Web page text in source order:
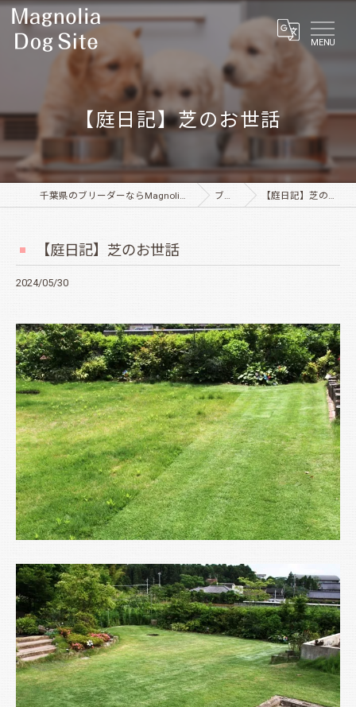
MENU
【庭日記】芝のお世話
千葉県のブリーダーならMagnolia Dog Site ブログ 【庭日記】芝のお世話
【庭日記】芝のお世話
2024/05/30